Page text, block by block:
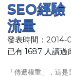
SEO經驗
流量
發表時間：2014-
已有 1687 人讀過
「傳遞權重」，這